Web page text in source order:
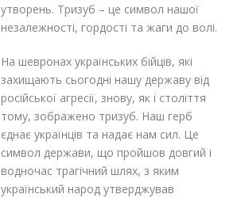
утворень. Тризуб – це символ нашої
незалежності, гордості та жаги до волі.
На шевронах українських бійців, які
захищають сьогодні нашу державу від
російської агресії, знову, як і століття
тому, зображено тризуб. Наш герб
єднає українців та надає нам сил. Це
символ держави, що пройшов довгий і
водночас трагічний шлях, з яким
український народ утверджував